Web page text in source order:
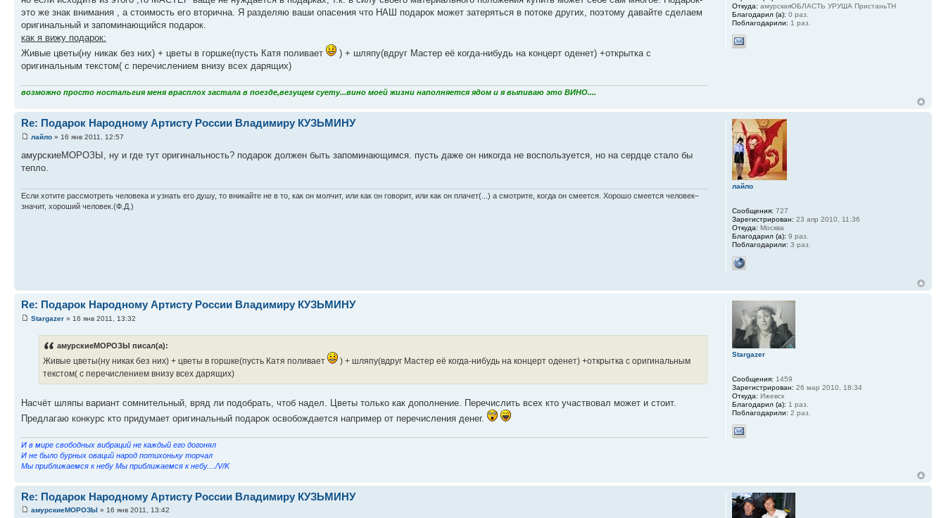
это же знак внимания , а стоимость его вторична. Я разделяю ваши опасения что НАШ подарок может затеряться в потоке других, поэтому давайте сделаем
оригинальный и запоминающийся подарок.
как я вижу подарок:
Живые цветы(ну никак без них) + цветы в горшке(пусть Катя поливает
) + шляпу(вдруг Мастер её когда-нибудь на концерт оденет) +открытка с
оригинальным текстом( с перечислением внизу всех дарящих)
возможно просто ностальгия меня врасплох застала в поезде,везущем суету...вино моей жизни наполняется ядом и я выпиваю это ВИНО....
Откуда: амурскаяОБЛАСТЬ УРУША ПристаньТН
Благодарил (а): 0 раз.
Поблагодарили: 1 раз.
Re: Подарок Народному Артисту России Владимиру КУЗЬМИНУ
лайло » 16 янв 2011, 12:57
амурскиеМОРОЗЫ, ну и где тут оригинальность? подарок должен быть запоминающимся. пусть даже он никогда не воспользуется, но на сердце стало бы
тепло.
Если хотите рассмотреть человека и узнать его душу, то вникайте не в то, как он молчит, или как он говорит, или как он плачет(...) а смотрите, когда он смеется. Хорошо смеется человек–
значит, хороший человек.(Ф.Д.)
лайло
Сообщения: 727
Зарегистрирован: 23 апр 2010, 11:36
Откуда: Москва
Благодарил (а): 9 раз.
Поблагодарили: 3 раз.
Re: Подарок Народному Артисту России Владимиру КУЗЬМИНУ
Stargazer » 16 янв 2011, 13:32
амурскиеМОРОЗЫ писал(а):
Живые цветы(ну никак без них) + цветы в горшке(пусть Катя поливает
) + шляпу(вдруг Мастер её когда-нибудь на концерт оденет) +открытка с оригинальным
текстом( с перечислением внизу всех дарящих)
Насчёт шляпы вариант сомнительный, вряд ли подобрать, чтоб надел. Цветы только как дополнение. Перечислить всех кто участвовал может и стоит.
Предлагаю конкурс кто придумает оригинальный подарок освобождается например от перечисления денег.
И в мире свободных вибраций не каждый его догонял
И не было бурных оваций народ потихоньку торчал
Мы приближаемся к небу Мы приближаемся к небу..../V/K
Stargazer
Сообщения: 1459
Зарегистрирован: 26 мар 2010, 18:34
Откуда: Ижевск
Благодарил (а): 1 раз.
Поблагодарили: 2 раз.
Re: Подарок Народному Артисту России Владимиру КУЗЬМИНУ
амурскиеМОРОЗЫ » 16 янв 2011, 13:42